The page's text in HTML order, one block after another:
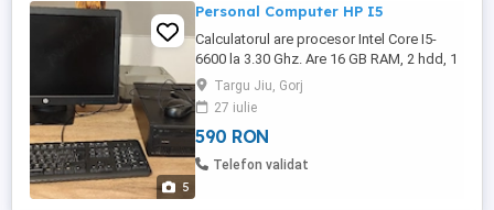
5
Personal Computer HP I5
Calculatorul are procesor Intel Core I5-
6600 la 3.30 Ghz. Are 16 GB RAM, 2 hdd, 1
x 250 GB și 1 x 500 GB, un monitor HP de
22 inch, mouse și tastatură.
Targu Jiu, Gorj
27 iulie
590 RON
Telefon validat